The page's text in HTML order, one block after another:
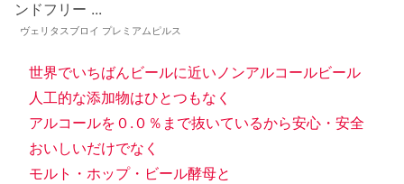
ヴェリタスブロイ プレミアムピルス
世界でいちばんビールに近いノンアルコールビール
人工的な添加物はひとつもなく
アルコールを０.０％まで抜いているから安心・安全
おいしいだけでなく
モルト・ホップ・ビール酵母と